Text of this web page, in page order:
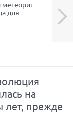
–
для
Next
на
лет, прежде